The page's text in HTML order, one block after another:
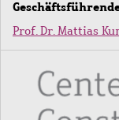
Prof. Dr. Mattias